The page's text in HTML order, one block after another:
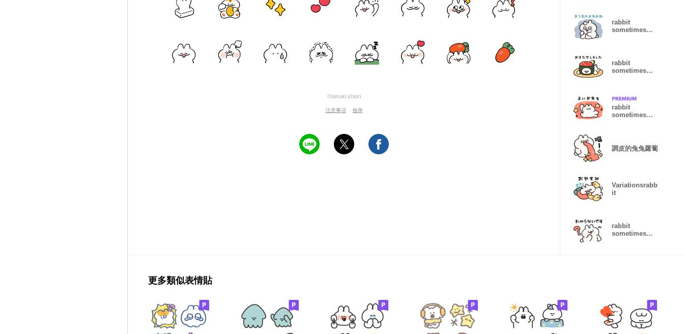
©tanuki shiori
注意事項 檢舉
rabbit
sometimes
rabbit
sometimes
rabbit
sometimes
調皮的兔兔蘿蔔
Variationsrabb
it
rabbit
sometimes
更多類似表情貼